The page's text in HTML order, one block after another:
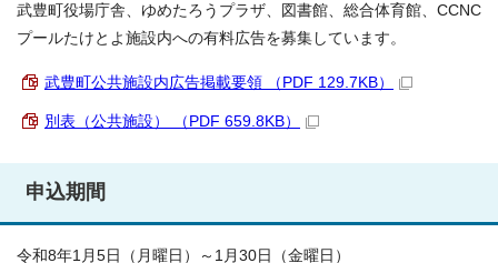
武豊町役場庁舎、ゆめたろうプラザ、図書館、総合体育館、CCNC
プールたけとよ施設内への有料広告を募集しています。
武豊町公共施設内広告掲載要領 （PDF 129.7KB）
別表（公共施設） （PDF 659.8KB）
申込期間
令和8年1月5日（月曜日）～1月30日（金曜日）